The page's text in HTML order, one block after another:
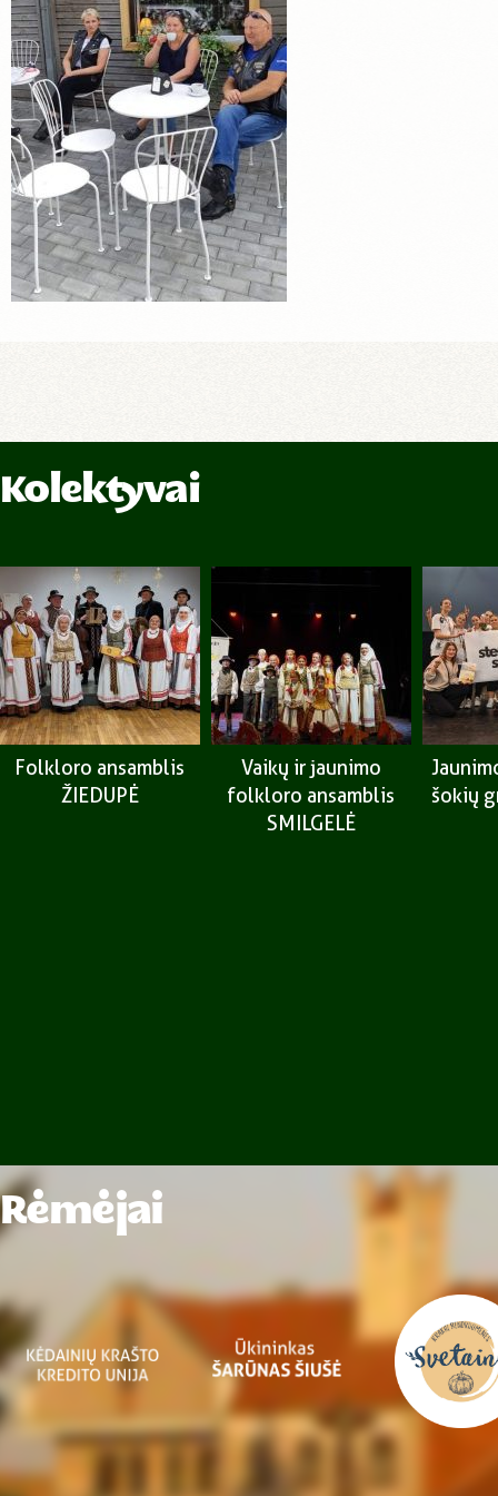
Kolektyvai
Folkloro ansamblis
ŽIEDUPĖ
Vaikų ir jaunimo
folkloro ansamblis
SMILGELĖ
šokių
Rėmėjai